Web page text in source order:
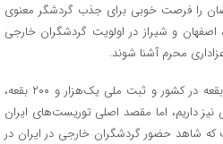
را فرصت خوبی برای جذب گردشگر معنوی
و شیراز در اولویت گردشگران خارجی
محرم آشنا شوند.
وی با اشاره به ثبت پنج هزار و ۵۰۰ بقعه در کشور و ثبت ملی یک‌هزار و ۲۰۰ بقعه،
و ۱۱۹ مکان مذهبی نیز داریم، اما مقصد اصلی توریست‌های ایران
حدود ۱۵ سال است که شاهد حضور گردشگران خارجی در ایران در